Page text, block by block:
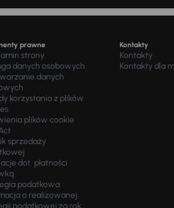
prawne
strony
danych osobowych
danych
korzystania z plików
plików cookie
sprzedaży
dot. płatności
podatkowa
o realizowanej
podatkowej za rok
Kontakty
Kontakty
Kontakty dla